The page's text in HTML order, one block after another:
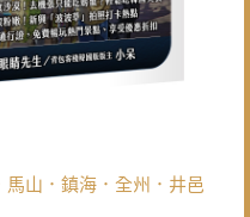
山．鎮海．全州．井邑